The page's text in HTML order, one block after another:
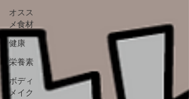
オスス
メ食材
健康
栄養素
ボディ
メイク